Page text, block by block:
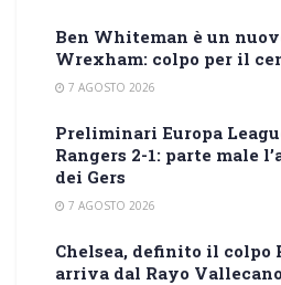
Ben Whiteman è un
Wrexham: colpo per il
7 AGOSTO 2026
Preliminari Europa
Rangers 2-1: parte male
dei Gers
7 AGOSTO 2026
Chelsea, definito il colpo
arriva dal Rayo Vallecano